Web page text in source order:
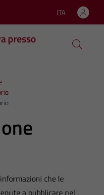
Lingua attiva:
ITA
presso
che le
a pubblicare nel